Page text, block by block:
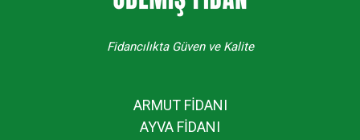
Fidancılıkta Güven ve Kalite
ARMUT FİDANI
AYVA FİDANI